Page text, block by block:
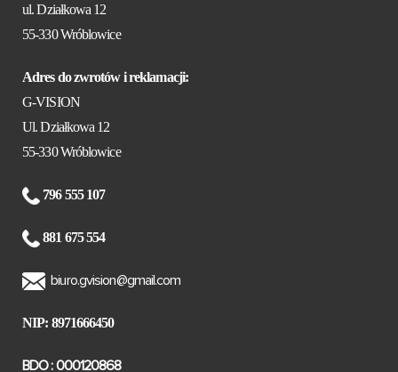
ul. Działkowa 12
55-330 Wróblowice
Adres do zwrotów i reklamacji:
G-VISION
Ul. Działkowa 12
55-330 Wróblowice
796 555 107
881 675 554
biuro.gvision@gmail.com
NIP: 8971666450
BDO : 000120868